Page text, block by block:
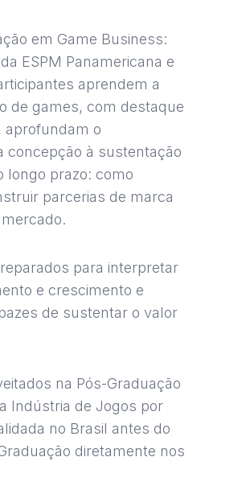
em Game Business:
ESPM Panamericana e
aprendem a
de games, com destaque
aprofundam o
concepção à sustentação
longo prazo: como
parcerias de marca
para interpretar
e crescimento e
de sustentar o valor
na Pós-Graduação
Indústria de Jogos por
no Brasil antes do
diretamente nos